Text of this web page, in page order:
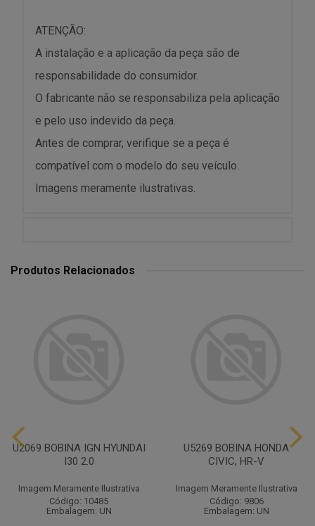
ATENÇÃO:
A instalação e a aplicação da peça são de
responsabilidade do consumidor.
O fabricante não se responsabiliza pela aplicação
e pelo uso indevido da peça.
Antes de comprar, verifique se a peça é
compatível com o modelo do seu veículo.
Imagens meramente ilustrativas.
Produtos Relacionados
U2069 BOBINA IGN HYUNDAI
I30 2.0
Imagem Meramente Ilustrativa
Código: 10485
Embalagem: UN
U5269 BOBINA HONDA
CIVIC, HR-V
Imagem Meramente Ilustrativa
Código: 9806
Embalagem: UN